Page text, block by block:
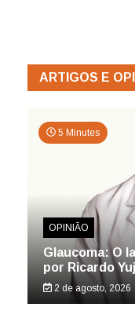
ARTIGOS E
5 Minutes
OPINIÃO
Glaucoma: O
por Ricardo
2 de agosto, 2026